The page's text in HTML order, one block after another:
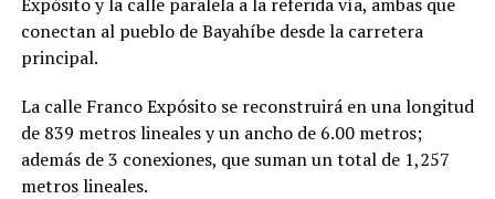
conectan al pueblo de Bayahíbe desde la carretera
principal.
La calle Franco Expósito se reconstruirá en una longitud
de 839 metros lineales y un ancho de 6.00 metros;
además de 3 conexiones, que suman un total de 1,257
metros lineales.